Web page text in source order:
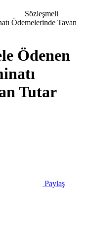
Sözleşmeli
Ödemelerinde Tavan
Ödenen
Tutar
Paylaş